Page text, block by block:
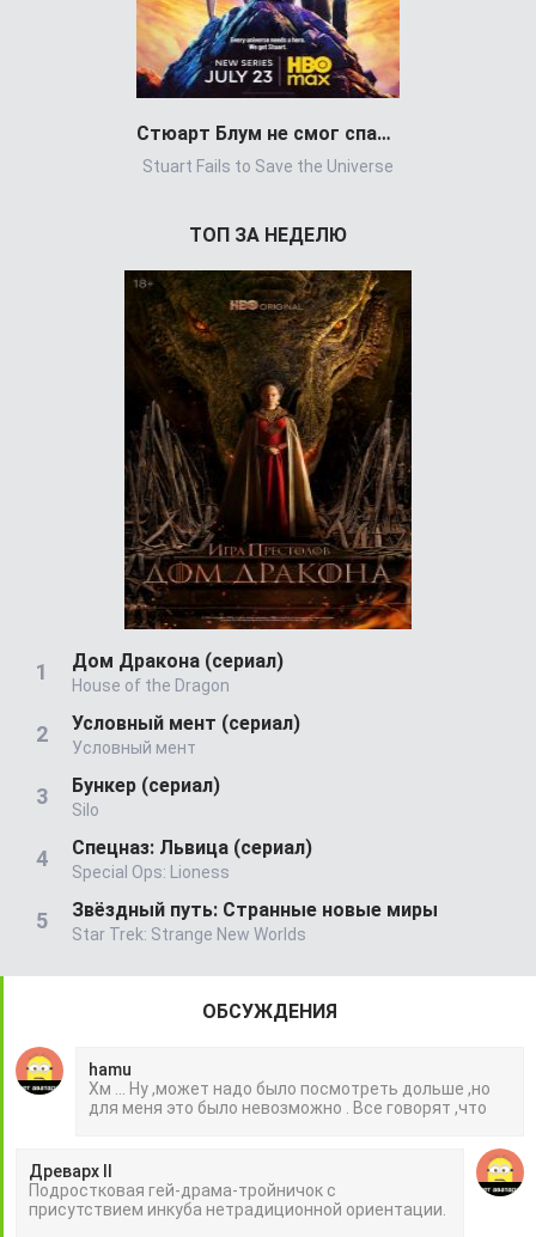
Стюарт Блум не смог спасти вселенную
Stuart Fails to Save the Universe
ТОП ЗА НЕДЕЛЮ
Дом Дракона (сериал)
House of the Dragon
Условный мент (сериал)
Условный мент
Бункер (сериал)
Silo
Спецназ: Львица (сериал)
Special Ops: Lioness
Звёздный путь: Странные новые миры
Star Trek: Strange New Worlds
ОБСУЖДЕНИЯ
hamu
Хм ... Ну ,может надо было посмотреть дольше ,но
для меня это было невозможно . Все говорят ,что
Древарх II
Подростковая гей-драма-тройничок с
присутствием инкуба нетрадиционной ориентации.